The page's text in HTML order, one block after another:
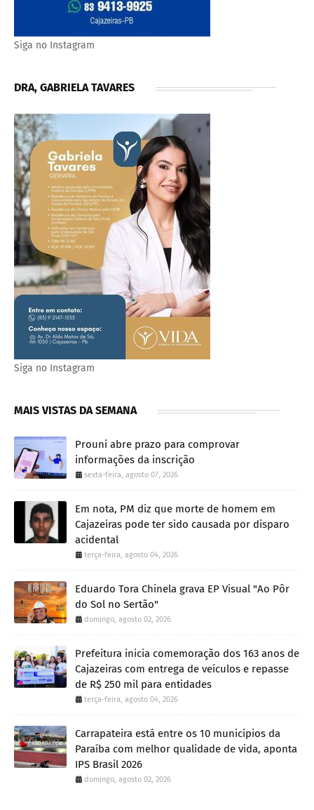
Siga no Instagram
DRA, GABRIELA TAVARES
Siga no Instagram
MAIS VISTAS DA SEMANA
Prouni abre prazo para comprovar
informações da inscrição
sexta-feira, agosto 07, 2026
Em nota, PM diz que morte de homem em
Cajazeiras pode ter sido causada por disparo
acidental
terça-feira, agosto 04, 2026
Eduardo Tora Chinela grava EP Visual "Ao Pôr
do Sol no Sertão"
domingo, agosto 02, 2026
Prefeitura inicia comemoração dos 163 anos de
Cajazeiras com entrega de veículos e repasse
de R$ 250 mil para entidades
terça-feira, agosto 04, 2026
Carrapateira está entre os 10 municípios da
Paraíba com melhor qualidade de vida, aponta
IPS Brasil 2026
domingo, agosto 02, 2026